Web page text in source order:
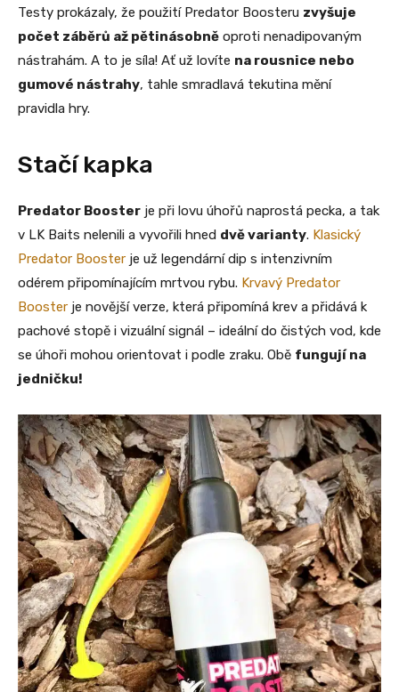
Testy prokázaly, že použití Predator Boosteru zvyšuje
počet záběrů až pětinásobně oproti nenadipovaným
nástrahám. A to je síla! Ať už lovíte na rousnice nebo
gumové nástrahy, tahle smradlavá tekutina mění
pravidla hry.
Stačí kapka
Predator Booster je při lovu úhořů naprostá pecka, a tak
v LK Baits nelenili a vyvořili hned dvě varianty. Klasický
Predator Booster je už legendární dip s intenzivním
odérem připomínajícím mrtvou rybu. Krvavý Predator
Booster je novější verze, která připomíná krev a přidává k
pachové stopě i vizuální signál – ideální do čistých vod, kde
se úhoři mohou orientovat i podle zraku. Obě fungují na
jedničku!